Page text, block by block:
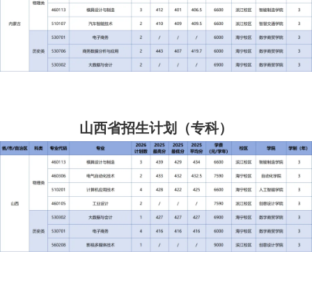
山西省招生计划（专科）